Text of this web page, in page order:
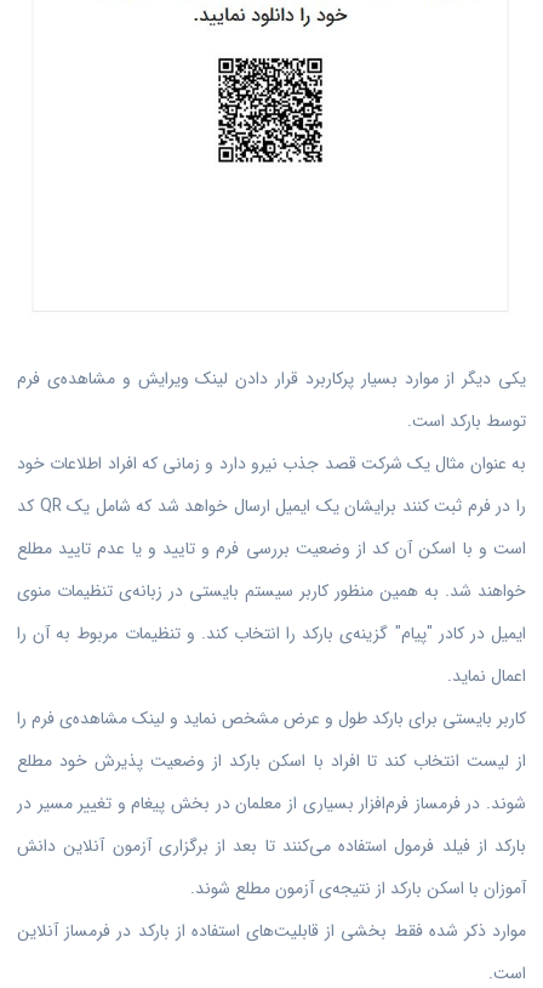
یکی دیگر از موارد بسیار پرکاربرد قرار دادن لینک ویرایش و مشاهده‌ی فرم
توسط بارکد است.
به عنوان مثال یک شرکت قصد جذب نیرو دارد و زمانی که افراد اطلاعات خود
را در فرم ثبت کنند برایشان یک ایمیل ارسال خواهد شد که شامل یک QR کد
است و با اسکن آن کد از وضعیت بررسی فرم و تایید و یا عدم تایید مطلع
خواهند شد. به همین منظور کاربر سیستم بایستی در زبانه‌ی تنظیمات منوی
ایمیل در کادر "پیام" گزینه‌ی بارکد را انتخاب کند. و تنظیمات مربوط به آن را
اعمال نماید.
کاربر بایستی برای بارکد طول و عرض مشخص نماید و لینک مشاهده‌ی فرم را
از لیست انتخاب کند تا افراد با اسکن بارکد از وضعیت پذیرش خود مطلع
شوند. در فرمساز فرم‌افزار بسیاری از معلمان در بخش پیغام و تغییر مسیر در
بارکد از فیلد فرمول استفاده می‌کنند تا بعد از برگزاری آزمون آنلاین دانش
آموزان با اسکن بارکد از نتیجه‌ی آزمون مطلع شوند.
موارد ذکر شده فقط بخشی از قابلیت‌های استفاده از بارکد در فرمساز آنلاین
است.